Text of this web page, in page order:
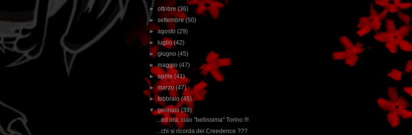
►ottobre(36)
►settembre(50)
►agosto(29)
►
luglio(42)
►giugno(45)
►maggio(47)
►aprile(41)
►marzo(47)
►febbraio(45)
▼gennaio(39)
...ed ora, ciao "bellissima" Torino !!!
...chi si ricorda dei Creedence ???